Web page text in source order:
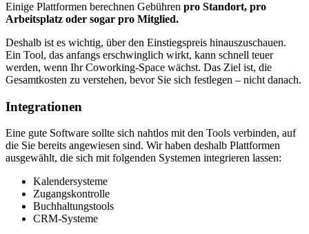
Einige Plattformen berechnen Gebühren pro Standort, pro
Arbeitsplatz oder sogar pro Mitglied.
Deshalb ist es wichtig, über den Einstiegspreis hinauszuschauen.
Ein Tool, das anfangs erschwinglich wirkt, kann schnell teuer
werden, wenn Ihr Coworking-Space wächst. Das Ziel ist, die
Gesamtkosten zu verstehen, bevor Sie sich festlegen – nicht danach.
Integrationen
Eine gute Software sollte sich nahtlos mit den Tools verbinden, auf
die Sie bereits angewiesen sind. Wir haben deshalb Plattformen
ausgewählt, die sich mit folgenden Systemen integrieren lassen:
Kalendersysteme
Zugangskontrolle
Buchhaltungstools
CRM-Systeme